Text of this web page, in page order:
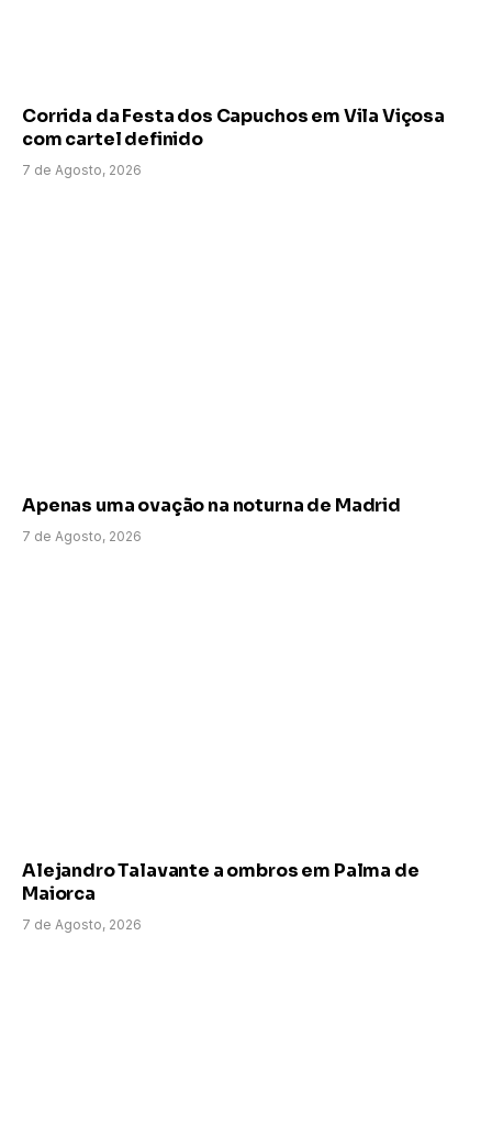
Corrida da Festa dos Capuchos em Vila Viçosa
com cartel definido
7 de Agosto, 2026
Apenas uma ovação na noturna de Madrid
7 de Agosto, 2026
Alejandro Talavante a ombros em Palma de
Maiorca
7 de Agosto, 2026